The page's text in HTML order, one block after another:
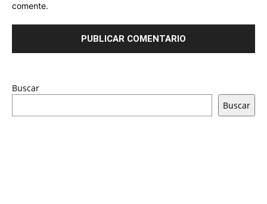
comente.
Buscar
Buscar